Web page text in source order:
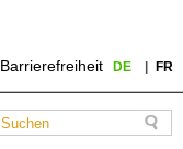
Barrierefreiheit DE FR